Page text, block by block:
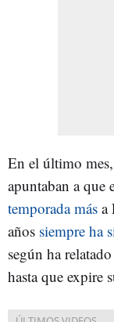
En el último
apuntaban a que
temporada más a
años siempre ha
según ha
hasta que expire